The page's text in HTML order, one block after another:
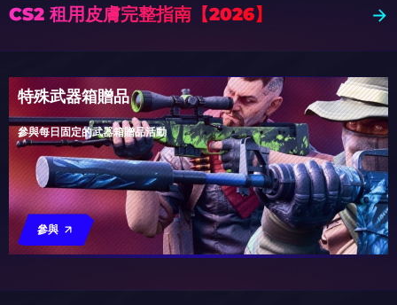
CS2 租用皮膚完整指南【2026】
特殊武器箱贈品
參與每日固定的武器箱贈品活動
參與